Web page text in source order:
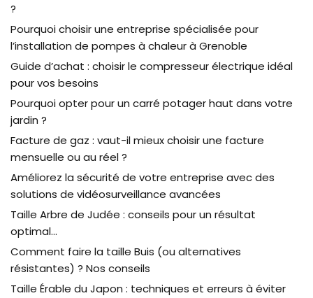
?
Pourquoi choisir une entreprise spécialisée pour
l’installation de pompes à chaleur à Grenoble
Guide d’achat : choisir le compresseur électrique idéal
pour vos besoins
Pourquoi opter pour un carré potager haut dans votre
jardin ?
Facture de gaz : vaut-il mieux choisir une facture
mensuelle ou au réel ?
Améliorez la sécurité de votre entreprise avec des
solutions de vidéosurveillance avancées
Taille Arbre de Judée : conseils pour un résultat
optimal…
Comment faire la taille Buis (ou alternatives
résistantes) ? Nos conseils
Taille Érable du Japon : techniques et erreurs à éviter